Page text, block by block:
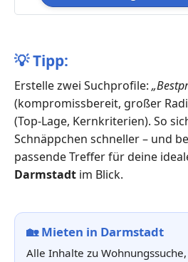
💡Tipp:
Erstelle zwei Suchprofile:
(kompromissbereit, großer
(Top-Lage, Kernkriterien). So
Schnäppchen schneller – und
passende Treffer für deine
Darmstadt im Blick.
🏡Mieten in Darmstadt
Alle Inhalte zu